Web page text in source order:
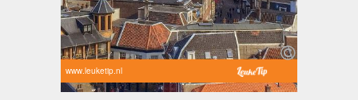
www.leuketip.nl